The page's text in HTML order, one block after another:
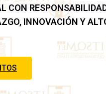
CON
INNOVACIÓN Y